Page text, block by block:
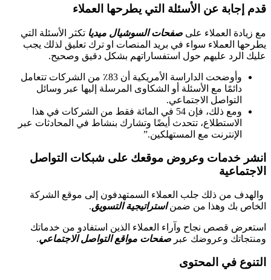
قدم إجابة عن الأسئلة التي يطرحها العملاء
مع زيادة العملاء على صفحات السوشيال ميديا تكثر الأسئلة التي
يطرحها العملاء سواء في بريد المنصات او ترك تعليق لذلك يجب
عليك الرد عليهم حول استفساراتهم بشكل دقيق وصحيح.
وأوضحت الداراسة الأمريكية أن 83٪ من الشركات تتعامل
دائمًا مع الأسئلة أو الشكاوى المرسلة إليها عبر وسائل
التواصل الاجتماعي.
ومع ذلك، فإن 54 في المائة فقط من الشركات في هذا
الاستطلاع، تتحدث أيضًا وتشارك بنشاط في المحادثات عبر
الإنترنت مع المستهلكين.”
انشر خدمات وعروض موقعك على شبكات التواصل
الاجتماعية
والهدف من ذلك جلب العملاء السمتهدفون إلى موقع الشركة
الخاص بك وهذا من ضمناستراتيجية التسويق.
استعرض قصص نجاح وآراء العملاء الذين استفادو من خدماتك
ومنتجاتك وعروضك عبر صفحات مواقع التواصل الاجتماعي.
التنوع في المحتوى